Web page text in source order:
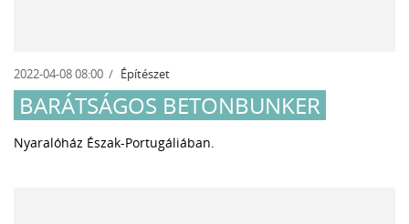
2022-04-08 08:00 Építészet
BARÁTSÁGOS BETONBUNKER
Nyaralóház Észak-Portugáliában.